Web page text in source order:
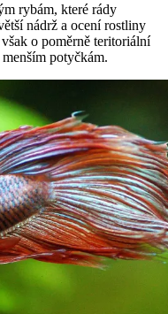
rybám, které rády
nádrž a ocení rostliny
o poměrně teritoriální
potyčkám.